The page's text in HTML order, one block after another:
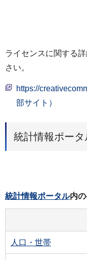
ライセンスに関する
さい。
https://
部サイト）
統計情報ポータ
統計情報ポータル内
人口・世帯